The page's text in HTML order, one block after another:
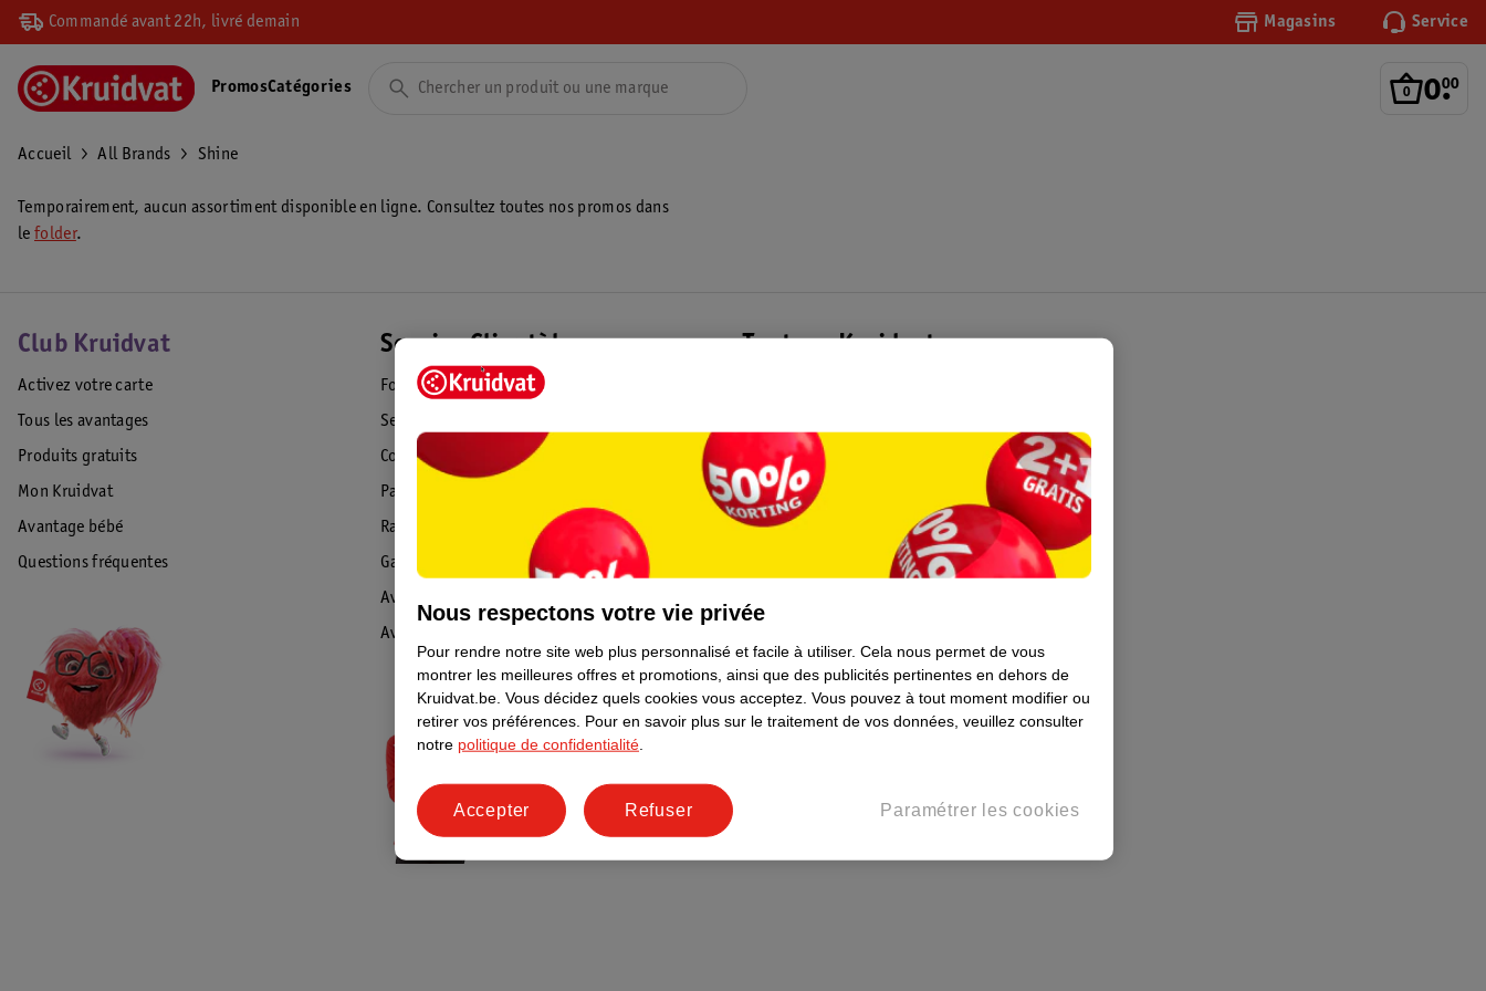
Commandé avant 22h, livré demain Magasins Service
0.
00
PromosCatégories
Accueil All Brands Shine
Temporairement, aucun assortiment disponible en ligne. Consultez toutes nos promos dans
le folder.
Club Kruidvat
Activez votre carte
Tous les avantages
Produits gratuits
Mon Kruidvat
Avantage bébé
Questions fréquentes
Service Clientèle
Foire aux questions
Service Clientèle
Commande & Livraison
Paiement
Rappel & Retour
Garantie
Avis de sécurité
Avis
Tout sur Kruidvat
Formule commerciale
Coordonnées de l’entreprise
Plus durable
Nous respectons votre vie privée
Pour rendre notre site web plus personnalisé et facile à utiliser. Cela nous permet de vous
montrer les meilleures offres et promotions, ainsi que des publicités pertinentes en dehors de
Kruidvat.be. Vous décidez quels cookies vous acceptez. Vous pouvez à tout moment modifier ou
retirer vos préférences. Pour en savoir plus sur le traitement de vos données, veuillez consulter
notre politique de confidentialité
Paramétrer les cookies
Refuser
Accepter